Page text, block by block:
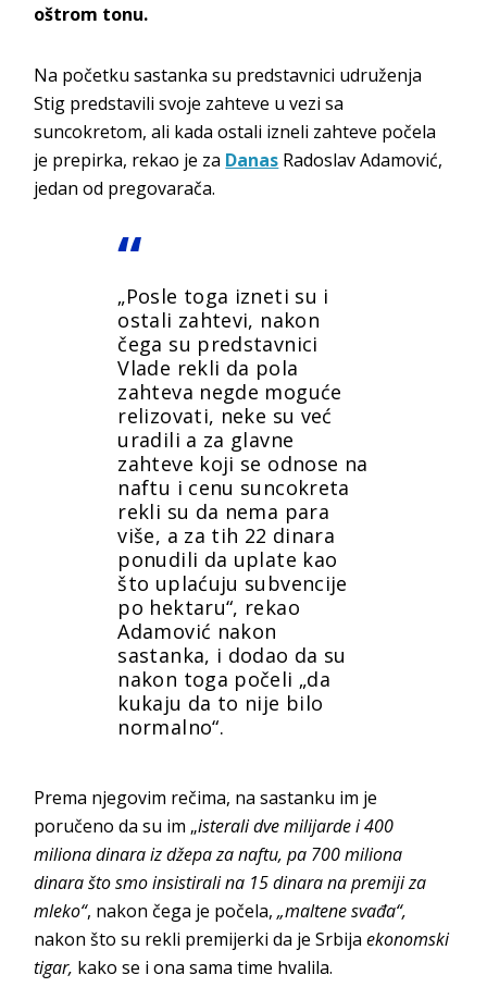
oštrom tonu.
Na početku sastanka su predstavnici udruženja
Stig predstavili svoje zahteve u vezi sa
suncokretom, ali kada ostali izneli zahteve počela
je prepirka, rekao je za Danas Radoslav Adamović,
jedan od pregovarača.
„Posle toga izneti su i
ostali zahtevi, nakon
čega su predstavnici
Vlade rekli da pola
zahteva negde moguće
relizovati, neke su već
uradili a za glavne
zahteve koji se odnose na
naftu i cenu suncokreta
rekli su da nema para
više, a za tih 22 dinara
ponudili da uplate kao
što uplaćuju subvencije
po hektaru“, rekao
Adamović nakon
sastanka, i dodao da su
nakon toga počeli „da
kukaju da to nije bilo
normalno“.
Prema njegovim rečima, na sastanku im je
poručeno da su im „isterali dve milijarde i 400
miliona dinara iz džepa za naftu, pa 700 miliona
dinara što smo insistirali na 15 dinara na premiji za
mleko“, nakon čega je počela,„maltene svađa“,
nakon što su rekli premijerki da je Srbijaekonomski
tigar, kako se i ona sama time hvalila.